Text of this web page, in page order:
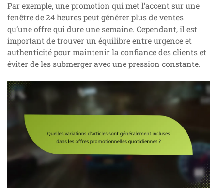
Par exemple, une promotion qui met l’accent sur une
fenêtre de 24 heures peut générer plus de ventes
qu’une offre qui dure une semaine. Cependant, il est
important de trouver un équilibre entre urgence et
authenticité pour maintenir la confiance des clients et
éviter de les submerger avec une pression constante.